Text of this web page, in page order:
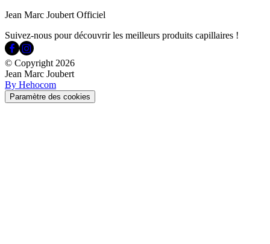
Jean Marc Joubert Officiel
Suivez-nous pour découvrir les meilleurs produits capillaires !
© Copyright 2026
Jean Marc Joubert
By Hehocom
Paramètre des cookies